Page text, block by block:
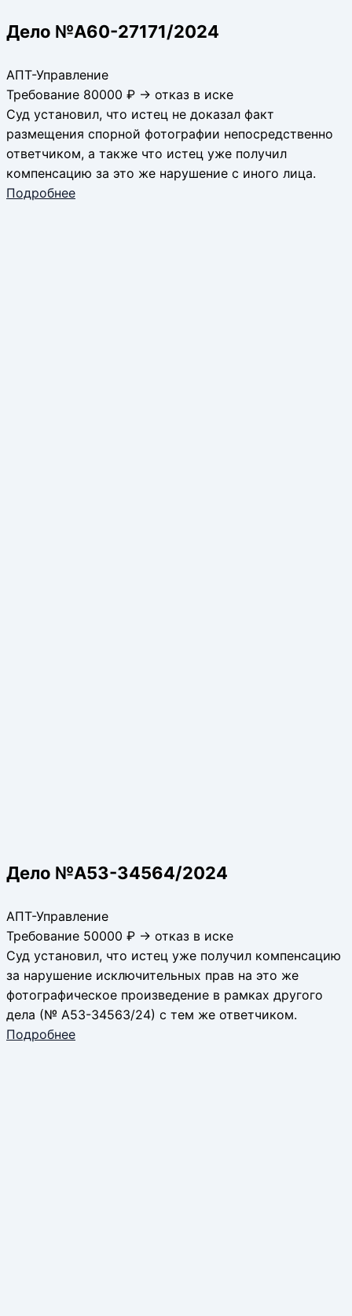
Дело №А60-27171/2024
АПТ-Управление
Требование 80000 ₽ → отказ в иске
Суд установил, что истец не доказал факт
размещения спорной фотографии непосредственно
ответчиком, а также что истец уже получил
компенсацию за это же нарушение с иного лица.
Подробнее
Дело №А53-34564/2024
АПТ-Управление
Требование 50000 ₽ → отказ в иске
Суд установил, что истец уже получил компенсацию
за нарушение исключительных прав на это же
фотографическое произведение в рамках другого
дела (№ А53-34563/24) с тем же ответчиком.
Подробнее